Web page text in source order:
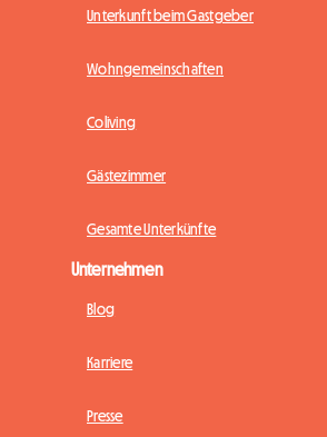
Unterkunft beim Gastgeber
Wohngemeinschaften
Coliving
Gästezimmer
Gesamte Unterkünfte
Unternehmen
Blog
Karriere
Presse